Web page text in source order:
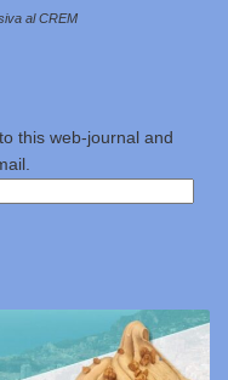
al CREM
this web-journal and